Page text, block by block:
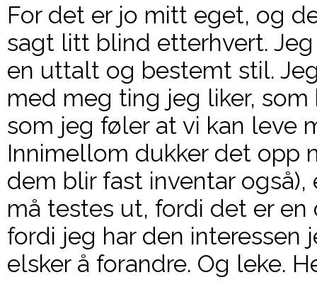
For det er jo mitt eget, og
sagt litt blind etterhvert.
en uttalt og bestemt stil.
med meg ting jeg liker,
som jeg føler at vi kan leve
Innimellom dukker det opp
dem blir fast inventar
må testes ut, fordi det er
fordi jeg har den interessen
elsker å forandre. Og leke.